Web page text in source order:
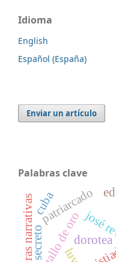
Idioma
English
Español (España)
Enviar un artículo
Palabras clave
josé
el gallo de orodorotea
patriarcado
secreto
cuba